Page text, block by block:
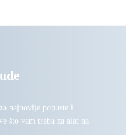
najnovije popuste i
što vam treba za alat na